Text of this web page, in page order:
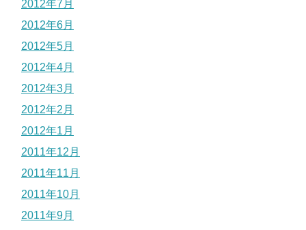
2012年7月
2012年6月
2012年5月
2012年4月
2012年3月
2012年2月
2012年1月
2011年12月
2011年11月
2011年10月
2011年9月